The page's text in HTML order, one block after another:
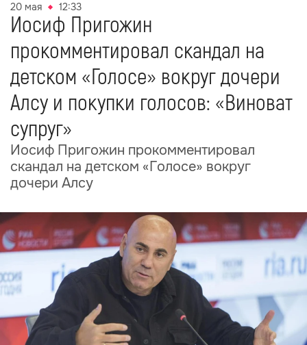
20 мая 12:33
Иосиф Пригожин
прокомментировал скандал на
детском «Голосе» вокруг дочери
Алсу и покупки голосов: «Виноват
супруг»
Иосиф Пригожин прокомментировал
скандал на детском «Голосе» вокруг
дочери Алсу